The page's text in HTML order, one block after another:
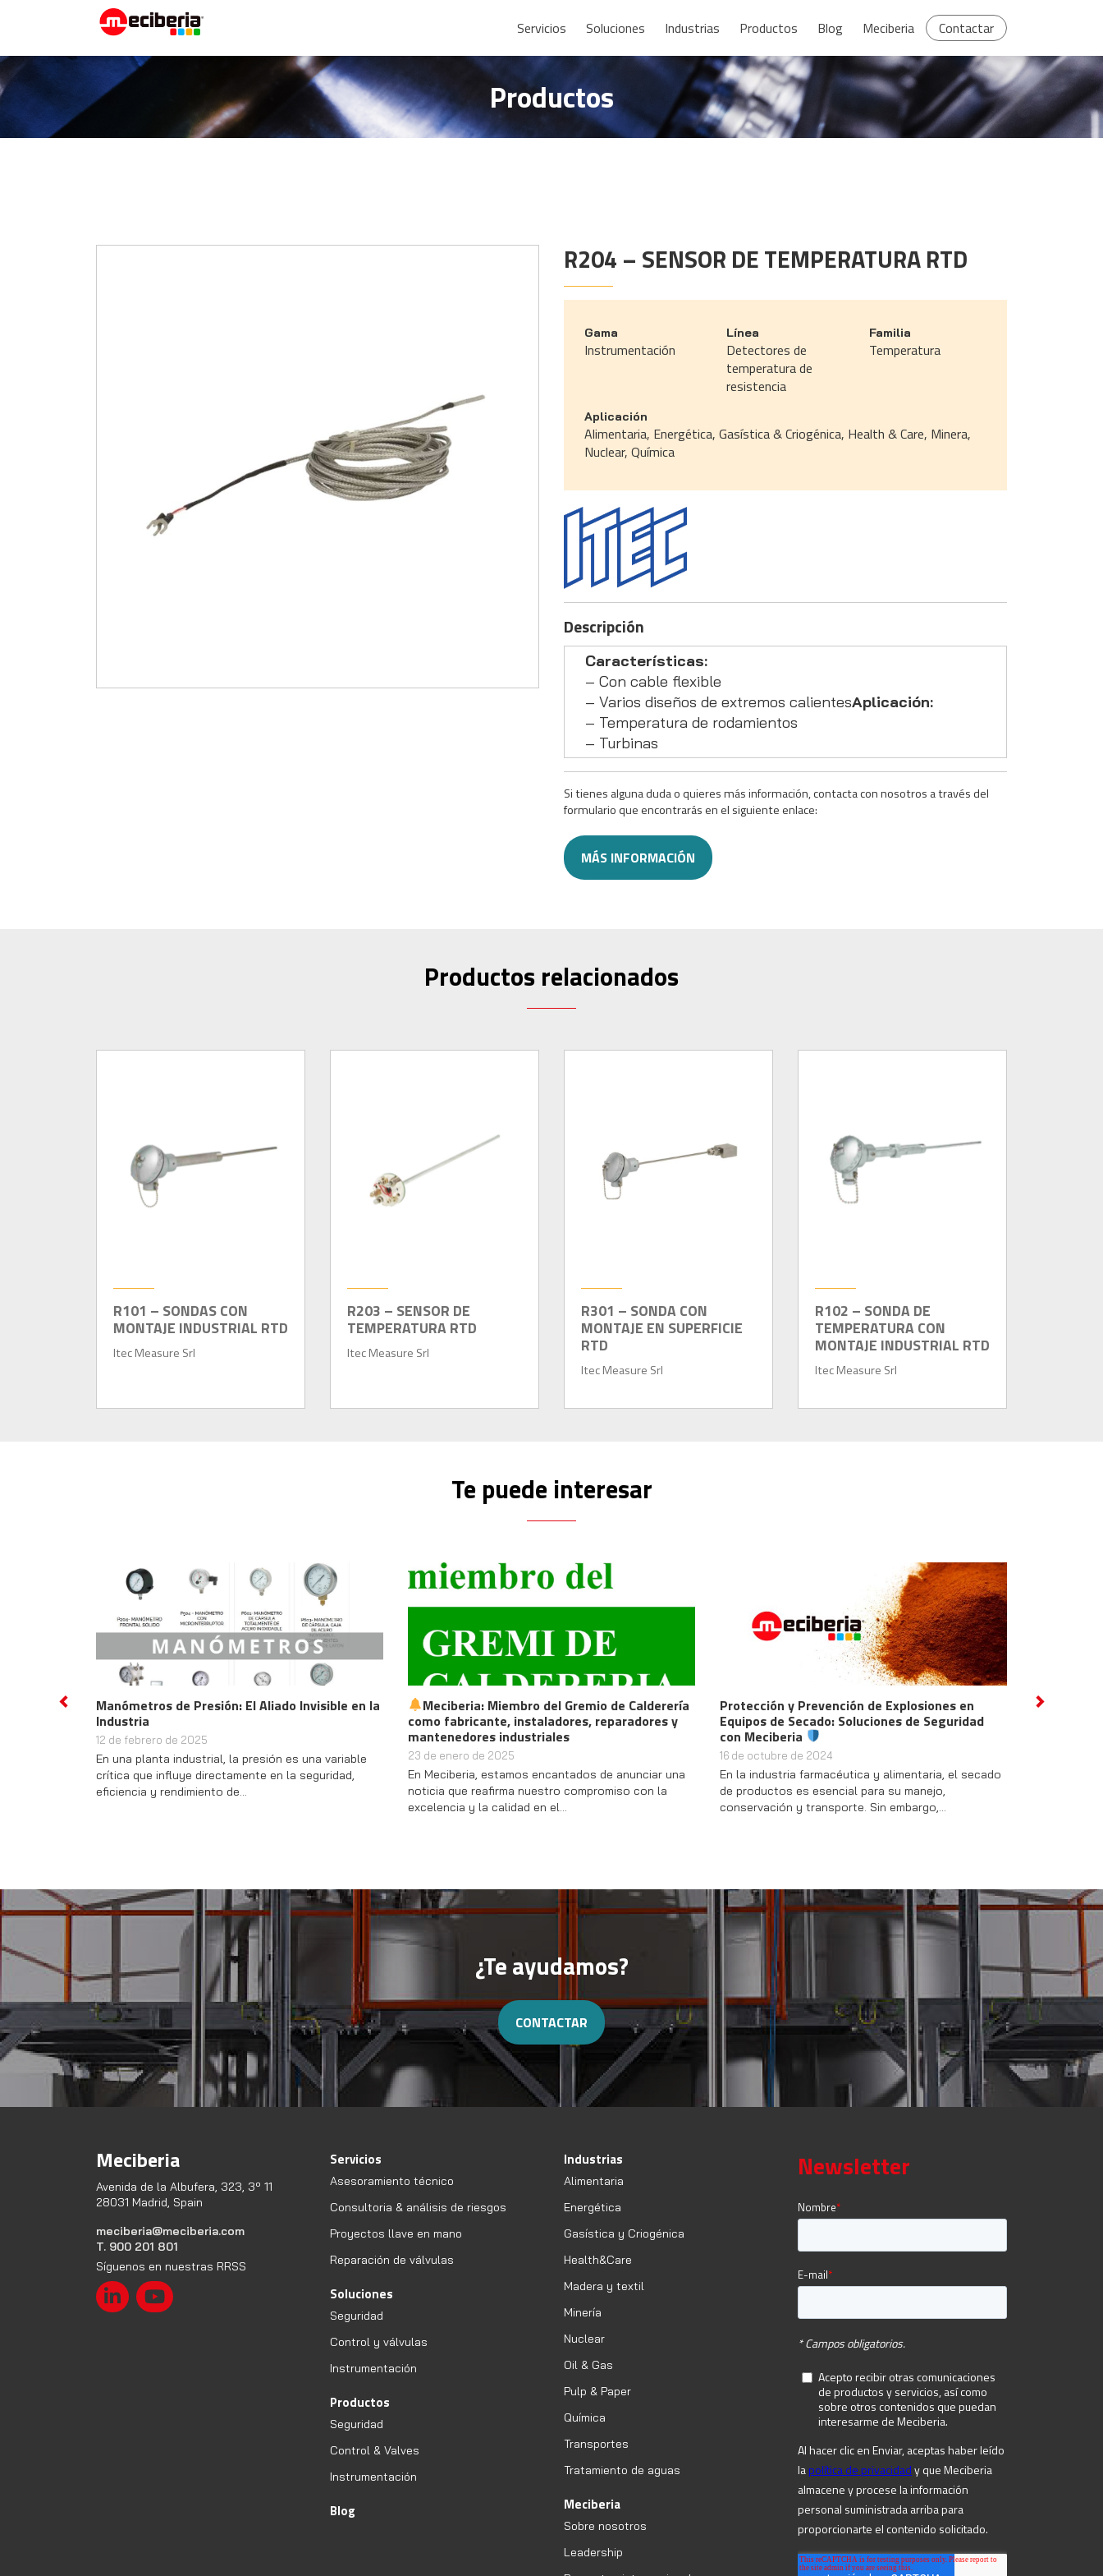
Servicios Soluciones Industrias Productos Blog Meciberia Contactar
Productos
R204 – SENSOR DE TEMPERATURA RTD
Gama
Instrumentación
Línea
Detectores de
temperatura de
resistencia
Familia
Temperatura
Aplicación
Alimentaria, Energética, Gasística & Criogénica, Health & Care, Minera,
Nuclear, Química
Descripción
Características:
– Con cable flexible
– Varios diseños de extremos calientesAplicación:
– Temperatura de rodamientos
– Turbinas
Si tienes alguna duda o quieres más información, contacta con nosotros a través del
formulario que encontrarás en el siguiente enlace:
MÁS INFORMACIÓN
Productos relacionados
R101 – SONDAS CON
MONTAJE INDUSTRIAL RTD
Itec Measure Srl
R203 – SENSOR DE
TEMPERATURA RTD
Itec Measure Srl
R301 – SONDA CON
MONTAJE EN SUPERFICIE
RTD
Itec Measure Srl
R102 – SONDA DE
TEMPERATURA CON
MONTAJE INDUSTRIAL RTD
Itec Measure Srl
Te puede interesar
Manómetros de Presión: El Aliado Invisible en la
Industria
12 de febrero de 2025
En una planta industrial, la presión es una variable
crítica que influye directamente en la seguridad,
eficiencia y rendimiento de…
Meciberia: Miembro del Gremio de Calderería
como fabricante, instaladores, reparadores y
mantenedores industriales
23 de enero de 2025
En Meciberia, estamos encantados de anunciar una
noticia que reafirma nuestro compromiso con la
excelencia y la calidad en el…
Protección y Prevención de Explosiones en
Equipos de Secado: Soluciones de Seguridad
con Meciberia
16 de octubre de 2024
En la industria farmacéutica y alimentaria, el secado
de productos es esencial para su manejo,
conservación y transporte. Sin embargo,…
Descubre las
Previous Next
¿Te ayudamos?
CONTACTAR
Meciberia
Avenida de la Albufera, 323, 3º 11
28031 Madrid, Spain
meciberia@meciberia.com
T. 900 201 801
Síguenos en nuestras RRSS
Servicios
Asesoramiento técnico
Consultoria & análisis de riesgos
Proyectos llave en mano
Reparación de válvulas
Soluciones
Seguridad
Control y válvulas
Instrumentación
Productos
Seguridad
Control & Valves
Instrumentación
Blog
Industrias
Alimentaria
Energética
Gasística y Criogénica
Health&Care
Madera y textil
Minería
Nuclear
Oil & Gas
Pulp & Paper
Química
Transportes
Tratamiento de aguas
Meciberia
Sobre nosotros
Leadership